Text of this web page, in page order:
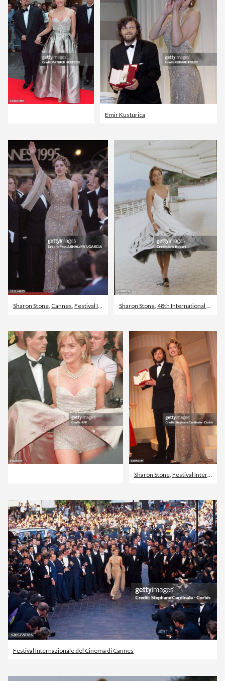
Emir Kusturica
Sharon Stone, Cannes, Festival Internazionale del Cinema di Cannes Sharon Stone, 48th International Cannes Film Festival
Sharon Stone, Festival Internazionale del Cinema di Cannes
Festival Internazionale del Cinema di Cannes